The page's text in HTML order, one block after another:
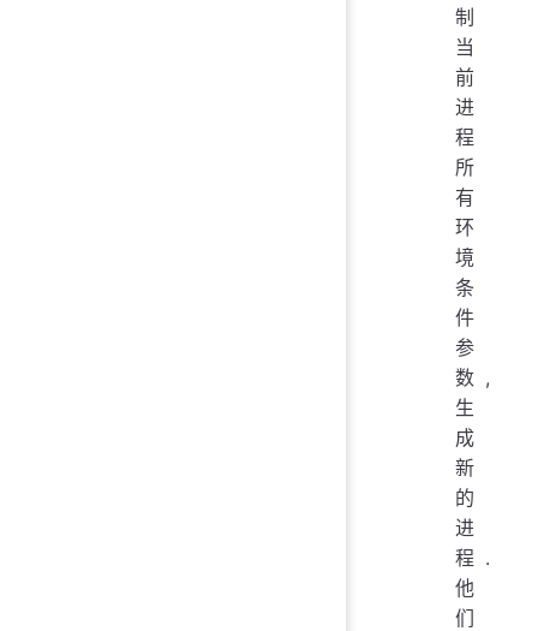
制
当
前
进
程
所
有
环
境
条
件
参
数,
生
成
新
的
进
程.
他
们